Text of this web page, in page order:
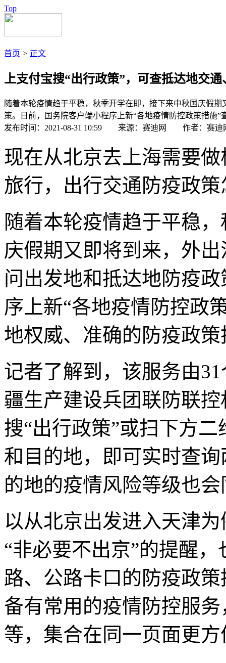
Top
首页 > 正文
上支付宝搜“出行政策”，可查抵达地交
随着本轮疫情趋于平稳，秋季开学在即，接下来中秋国庆假
策。日前，国务院客户端小程序上新“各地疫情防控政策措施
发布时间：2021-08-31 10:59 来源：赛迪网 作者：赛迪
现在从北京去上海需要
旅行，出行交通防疫政
随着本轮疫情趋于平稳
庆假期又即将到来，外
问出发地和抵达地防疫
序上新“各地疫情防控政
地权威、准确的防疫政策
记者了解到，该服务由
疆生产建设兵团联防联
搜“出行政策”或扫下方
和目的地，即可实时查
的地的疫情风险等级也
以从北京出发进入天津
“非必要不出京”的提醒
路、公路卡口的防疫政
备有常用的疫情防控服
等，集合在同一页面更方